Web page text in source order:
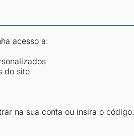
acesso a:
do site
na sua conta ou insira o código.